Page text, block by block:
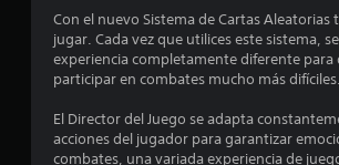
Con el nuevo Sistema de Cartas Aleatorias
jugar. Cada vez que utilices este sistema,
experiencia completamente diferente para
participar en combates mucho más difíciles.
El Director del Juego se adapta
acciones del jugador para garantizar
combates, una variada experiencia de